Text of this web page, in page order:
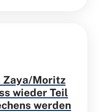
Zaya/Moritz
wieder Teil
werden